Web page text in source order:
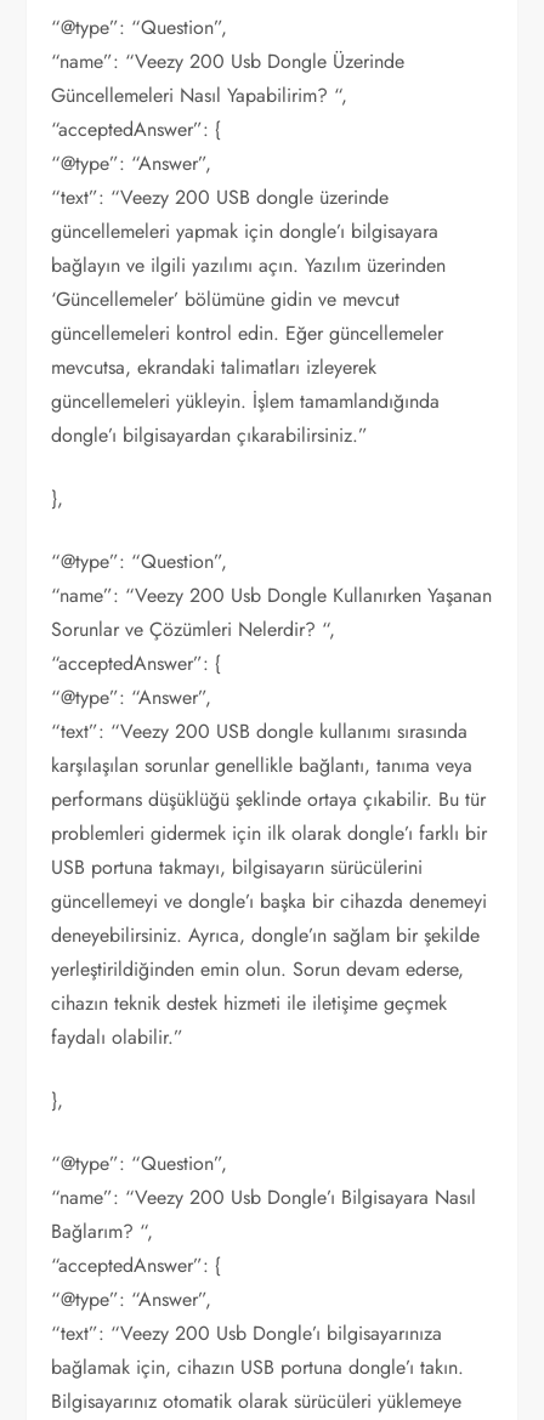
“@type”: “Question”,
“name”: “Veezy 200 Usb Dongle Üzerinde
Güncellemeleri Nasıl Yapabilirim? “,
“acceptedAnswer”: {
“@type”: “Answer”,
“text”: “Veezy 200 USB dongle üzerinde
güncellemeleri yapmak için dongle’ı bilgisayara
bağlayın ve ilgili yazılımı açın. Yazılım üzerinden
‘Güncellemeler’ bölümüne gidin ve mevcut
güncellemeleri kontrol edin. Eğer güncellemeler
mevcutsa, ekrandaki talimatları izleyerek
güncellemeleri yükleyin. İşlem tamamlandığında
dongle’ı bilgisayardan çıkarabilirsiniz.”
},
“@type”: “Question”,
“name”: “Veezy 200 Usb Dongle Kullanırken Yaşanan
Sorunlar ve Çözümleri Nelerdir? “,
“acceptedAnswer”: {
“@type”: “Answer”,
“text”: “Veezy 200 USB dongle kullanımı sırasında
karşılaşılan sorunlar genellikle bağlantı, tanıma veya
performans düşüklüğü şeklinde ortaya çıkabilir. Bu tür
problemleri gidermek için ilk olarak dongle’ı farklı bir
USB portuna takmayı, bilgisayarın sürücülerini
güncellemeyi ve dongle’ı başka bir cihazda denemeyi
deneyebilirsiniz. Ayrıca, dongle’ın sağlam bir şekilde
yerleştirildiğinden emin olun. Sorun devam ederse,
cihazın teknik destek hizmeti ile iletişime geçmek
faydalı olabilir.”
},
“@type”: “Question”,
“name”: “Veezy 200 Usb Dongle’ı Bilgisayara Nasıl
Bağlarım? “,
“acceptedAnswer”: {
“@type”: “Answer”,
“text”: “Veezy 200 Usb Dongle’ı bilgisayarınıza
bağlamak için, cihazın USB portuna dongle’ı takın.
Bilgisayarınız otomatik olarak sürücüleri yüklemeye